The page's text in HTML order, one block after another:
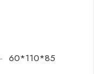
60*110*85